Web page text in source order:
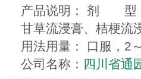
产品说明： 剂 型
甘草流浸膏、桔梗流
用法用量： 口服，2
公司名称： 四川省通